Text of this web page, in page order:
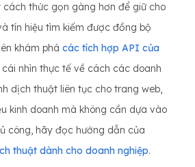
cách thức gọn gàng hơn để giữ cho
tín hiệu tìm kiếm được đồng bộ
khám phá các tích hợp API của
cái nhìn thực tế về cách các doanh
dịch thuật liên tục cho trang web,
kinh doanh mà không cần dựa vào
công, hãy đọc hướng dẫn của
thuật dành cho doanh nghiệp.